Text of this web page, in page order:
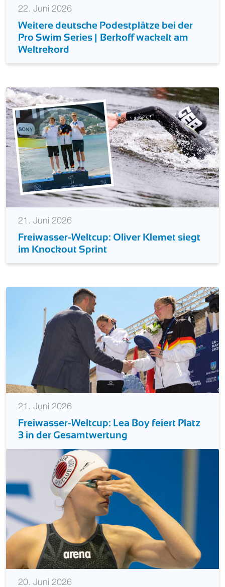
22. Juni 2026
Weitere deutsche Podestplätze bei der
Pro Swim Series | Berkoff wackelt am
Weltrekord
21. Juni 2026
Freiwasser-Weltcup: Oliver Klemet siegt
im Knockout Sprint
21. Juni 2026
Freiwasser-Weltcup: Lea Boy feiert Platz
3 in der Gesamtwertung
20. Juni 2026